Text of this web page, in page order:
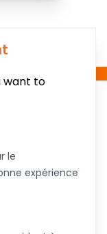
famille!
want to
le
expérience